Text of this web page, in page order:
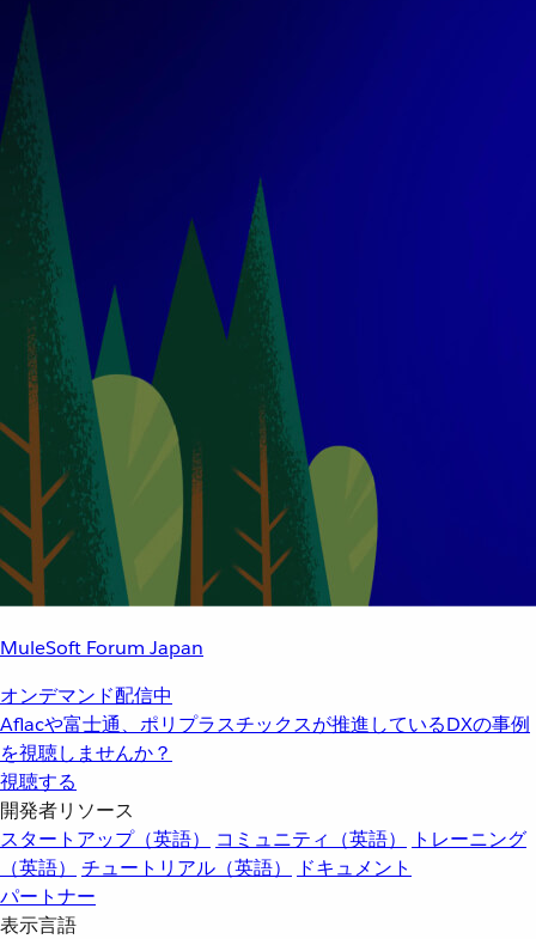
MuleSoft Forum Japan
オンデマンド配信中
Aflacや富士通、ポリプラスチックスが推進しているDXの事例
を視聴しませんか？
視聴する
開発者リソース
スタートアップ（英語）
コミュニティ（英語）
トレーニング
（英語）
チュートリアル（英語）
ドキュメント
パートナー
表示言語